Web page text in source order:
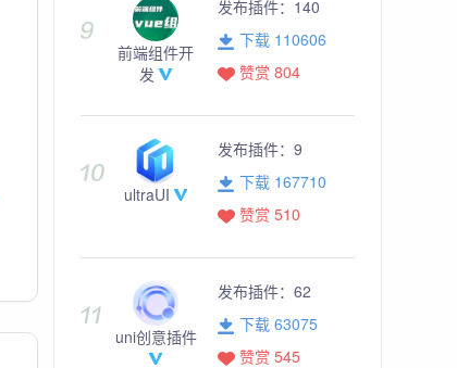
前端组件开
发
发布插件： 140
下载 110606
赞赏 804
ultraUI
发布插件： 9
下载 167710
赞赏 510
uni创意插件
发布插件： 62
下载 63075
赞赏 545